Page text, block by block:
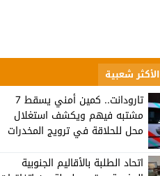
الأكثر شعبية
تارودانت.. كمين أمني يسقط 7
مشتبه فيهم ويكشف استغلال
محل للحلاقة في ترويج المخدرات
اتحاد الطلبة بالأقاليم الجنوبية